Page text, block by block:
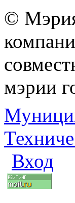
©
мэрии
Вход